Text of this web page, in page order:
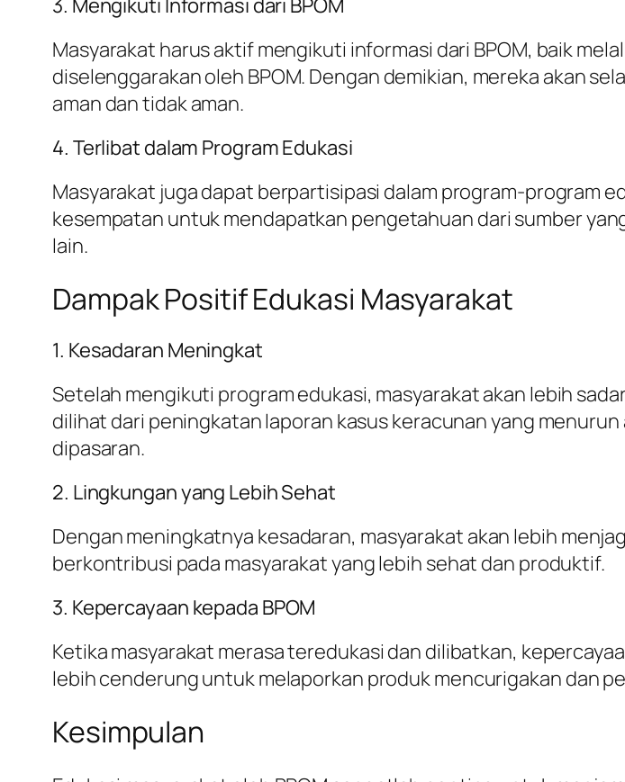
Masyarakat harus aktif mengikuti informasi dari BPOM, baik
diselenggarakan oleh BPOM. Dengan demikian, mereka akan
aman dan tidak aman.
4. Terlibat dalam Program Edukasi
Masyarakat juga dapat berpartisipasi dalam program-program
kesempatan untuk mendapatkan pengetahuan dari sumber
lain.
Dampak Positif Edukasi Masyarakat
1. Kesadaran Meningkat
Setelah mengikuti program edukasi, masyarakat akan lebih
dilihat dari peningkatan laporan kasus keracunan yang
dipasaran.
2. Lingkungan yang Lebih Sehat
Dengan meningkatnya kesadaran, masyarakat akan lebih
berkontribusi pada masyarakat yang lebih sehat dan produktif.
3. Kepercayaan kepada BPOM
Ketika masyarakat merasa teredukasi dan dilibatkan,
lebih cenderung untuk melaporkan produk mencurigakan dan
Kesimpulan